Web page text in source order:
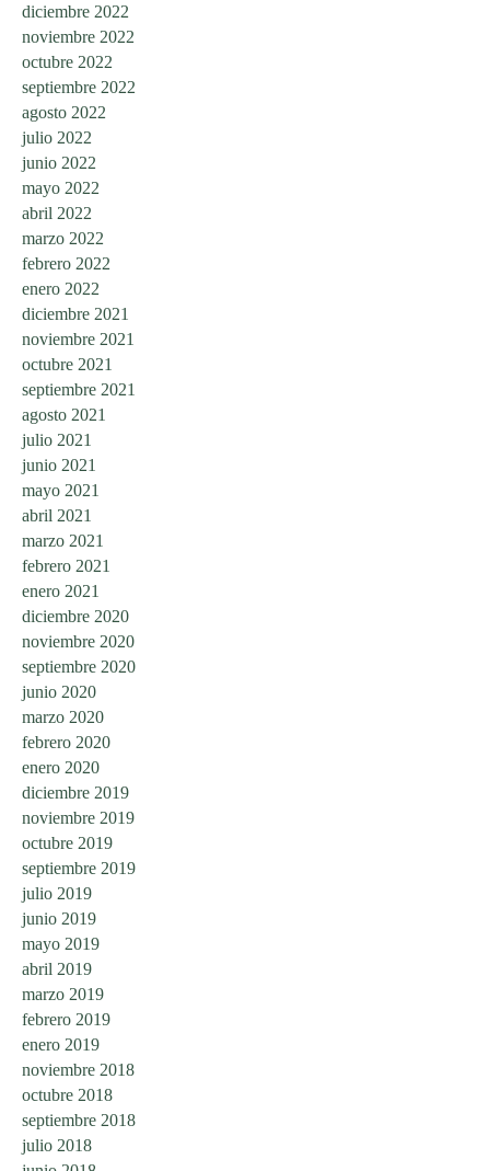
diciembre 2022
noviembre 2022
octubre 2022
septiembre 2022
agosto 2022
julio 2022
junio 2022
mayo 2022
abril 2022
marzo 2022
febrero 2022
enero 2022
diciembre 2021
noviembre 2021
octubre 2021
septiembre 2021
agosto 2021
julio 2021
junio 2021
mayo 2021
abril 2021
marzo 2021
febrero 2021
enero 2021
diciembre 2020
noviembre 2020
septiembre 2020
junio 2020
marzo 2020
febrero 2020
enero 2020
diciembre 2019
noviembre 2019
octubre 2019
septiembre 2019
julio 2019
junio 2019
mayo 2019
abril 2019
marzo 2019
febrero 2019
enero 2019
noviembre 2018
octubre 2018
septiembre 2018
julio 2018